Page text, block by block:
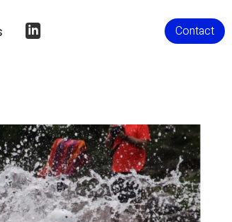
Contact